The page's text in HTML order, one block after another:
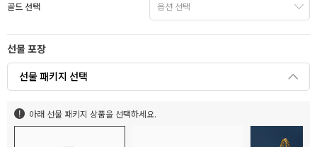
골드 선택
선물 포장
선물 패키지 선택
아래 선물 패키지 상품을 선택하세요.